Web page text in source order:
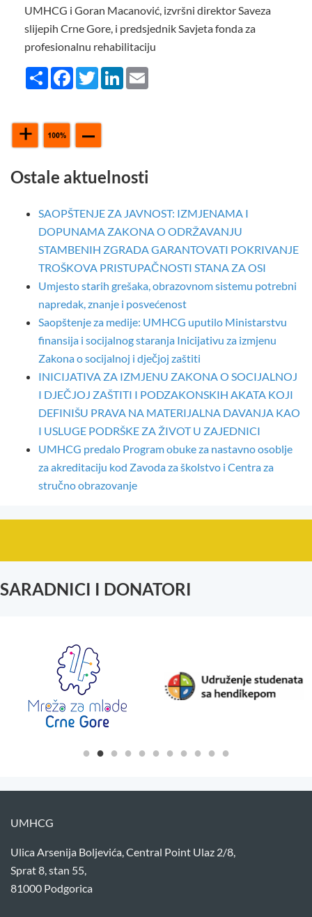
UMHCG i Goran Macanović, izvršni direktor Saveza
slijepih Crne Gore, i predsjednik Savjeta fonda za
profesionalnu rehabilitaciju
Share FacebookTwitterLinkedIn
Ostale aktuelnosti
SAOPŠTENJE ZA JAVNOST: IZMJENAMA I
DOPUNAMA ZAKONA O ODRŽAVANJU
STAMBENIH ZGRADA GARANTOVATI POKRIVANJE
TROŠKOVA PRISTUPAČNOSTI STANA ZA OSI
Umjesto starih grešaka, obrazovnom sistemu potrebni
napredak, znanje i posvećenost
Saopštenje za medije: UMHCG uputilo Ministarstvu
finansija i socijalnog staranja Inicijativu za izmjenu
Zakona o socijalnoj i dječjoj zaštiti
INICIJATIVA ZA IZMJENU ZAKONA O SOCIJALNOJ
I DJEČJOJ ZAŠTITI I PODZAKONSKIH AKATA KOJI
DEFINIŠU PRAVA NA MATERIJALNA DAVANJA KAO
I USLUGE PODRŠKE ZA ŽIVOT U ZAJEDNICI
UMHCG predalo Program obuke za nastavno osoblje
za akreditaciju kod Zavoda za školstvo i Centra za
stručno obrazovanje
SARADNICI I DONATORI
UMHCG
Ulica Arsenija Boljevića, Central Point Ulaz 2/8,
Sprat 8, stan 55,
81000 Podgorica